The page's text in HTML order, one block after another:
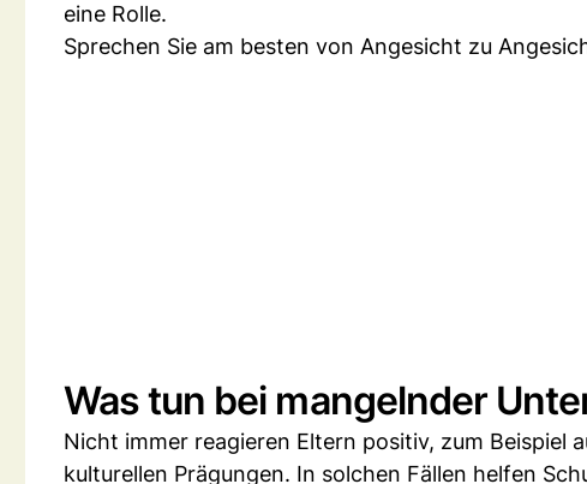
eine Rolle.
Sprechen Sie am besten von Angesicht zu
Was tun bei mangelnder
Nicht immer reagieren Eltern positiv, zum Beispiel
kulturellen Prägungen. In solchen Fällen helfen